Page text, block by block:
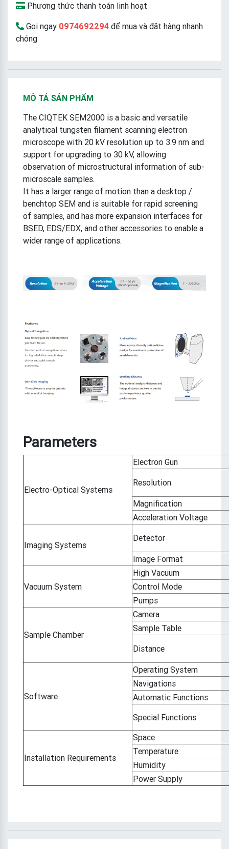
Phương thức thanh toán linh hoạt
Gọi ngay 0974692294 để mua và đặt hàng nhanh
chóng
MÔ TẢ SẢN PHẨM
The CIQTEK SEM2000 is a basic and versatile
analytical tungsten filament scanning electron
microscope with 20 kV resolution up to 3.9 nm and
support for upgrading to 30 kV, allowing
observation of microstructural information of sub-
microscale samples.
It has a larger range of motion than a desktop /
benchtop SEM and is suitable for rapid screening
of samples, and has more expansion interfaces for
BSED, EDS/EDX, and other accessories to enable a
wider range of applications.
Parameters
Electro-Optical Systems
Electron Gun
Resolution
Magnification
Acceleration Voltage
Imaging Systems
Detector
Image Format
Vacuum System
High Vacuum
Control Mode
Pumps
Sample Chamber
Camera
Sample Table
Distance
Software
Operating System
Navigations
Automatic Functions
Special Functions
Installation Requirements
Space
Temperature
Humidity
Power Supply